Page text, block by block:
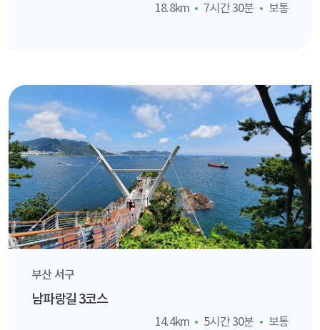
18.8km 7시간 30분 보통
부산 서구
남파랑길 3코스
14.4km 5시간 30분 보통